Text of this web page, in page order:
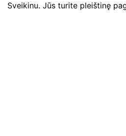
Sveikinu. Jūs turite pleištinę